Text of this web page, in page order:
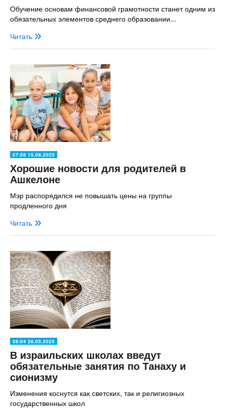
Обучение основам финансовой грамотности станет одним из
обязательных элементов среднего образовании...
Читать
07:58 15.08.2025
Хорошие новости для родителей в
Ашкелоне
Мэр распорядился не повышать цены на группы
продленного дня
Читать
08:04 28.05.2025
В израильских школах введут
обязательные занятия по Танаху и
сионизму
Изменения коснутся как светских, так и религиозных
государственных школ